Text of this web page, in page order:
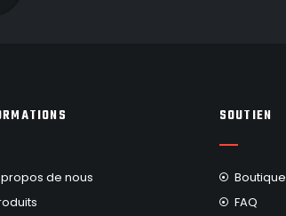
de nous
SOUTIEN
Boutique
FAQ